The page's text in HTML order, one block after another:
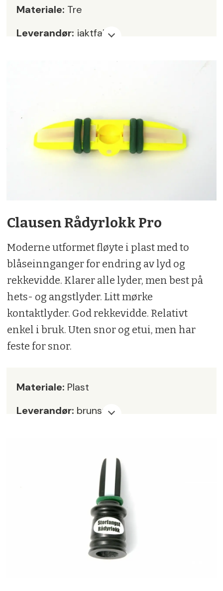
Materiale: Tre
Leverandør: jaktfall.no
Clausen Rådyrlokk Pro
Moderne utformet fløyte i plast med to
blåseinnganger for endring av lyd og
rekkevidde. Klarer alle lyder, men best på
hets- og angstlyder. Litt mørke
kontaktlyder. God rekkevidde. Relativt
enkel i bruk. Uten snor og etui, men har
feste for snor.
Materiale: Plast
Leverandør: brunst.no